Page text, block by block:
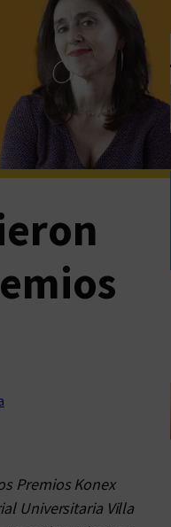
Premios Konex
Universitaria Villa